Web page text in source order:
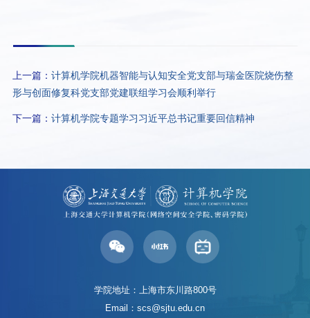
上一篇： 计算机学院机器智能与认知安全党支部与瑞金医院烧伤整
形与创面修复科党支部党建联组学习会顺利举行
下一篇： 计算机学院专题学习习近平总书记重要回信精神
学院地址：上海市东川路800号
Email：scs@sjtu.edu.cn